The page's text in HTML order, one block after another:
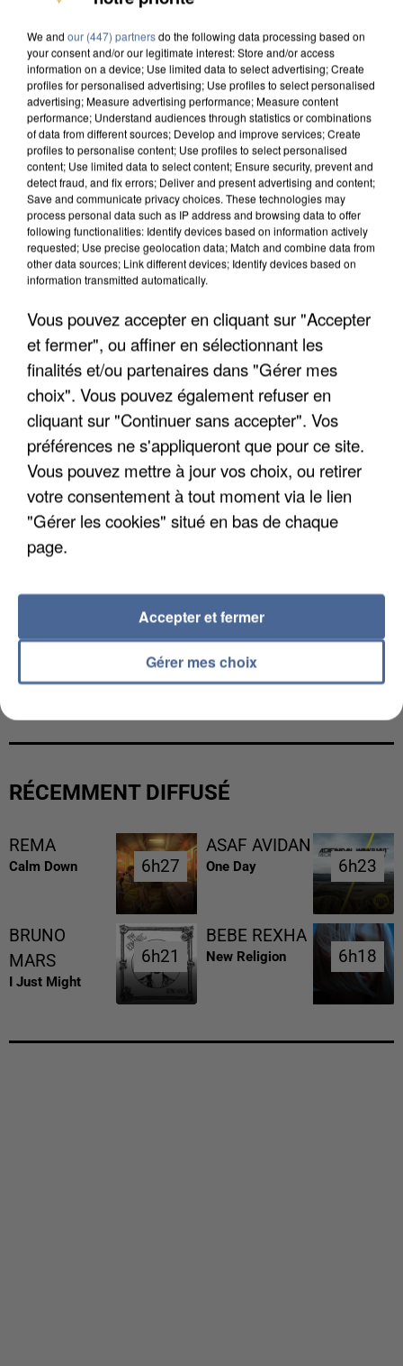
APRÈS TOUTES CES CANICULES, LES REFUGES
DE FAUNE SAUVAGE SONT...
L’UN DES FONDATEURS SUPPOSÉS DE LA DZ
RÉCEMMENT DIFFUSÉ
REMA
Calm Down 6h27
6h27
ASAF AVIDAN
One Day 6h23
6h23
BRUNO
MARS
I Just Might
6h21
6h21
BEBE REXHA
New Religion 6h18
6h18
We and our (447) partnersdo the following data processing based on
your consent and/or our legitimate interest: Store and/or access
information on a device; Use limited data to select advertising; Create
profiles for personalised advertising; Use profiles to select personalised
advertising; Measure advertising performance; Measure content
performance; Understand audiences through statistics or combinations
of data from different sources; Develop and improve services; Create
profiles to personalise content; Use profiles to select personalised
content; Use limited data to select content; Ensure security, prevent and
detect fraud, and fix errors; Deliver and present advertising and content;
Save and communicate privacy choices. These technologies may
process personal data such as IP address and browsing data to offer
following functionalities: Identify devices based on information actively
requested; Use precise geolocation data; Match and combine data from
other data sources; Link different devices; Identify devices based on
information transmitted automatically.
Vous pouvez accepter en cliquant sur "Accepter
et fermer", ou affiner en sélectionnant les
finalités et/ou partenaires dans "Gérer mes
choix". Vous pouvez également refuser en
cliquant sur "Continuer sans accepter". Vos
préférences ne s'appliqueront que pour ce site.
Vous pouvez mettre à jour vos choix, ou retirer
votre consentement à tout moment via le lien
"Gérer les cookies" situé en bas de chaque
page.
Gérer mes choix
Accepter et fermer